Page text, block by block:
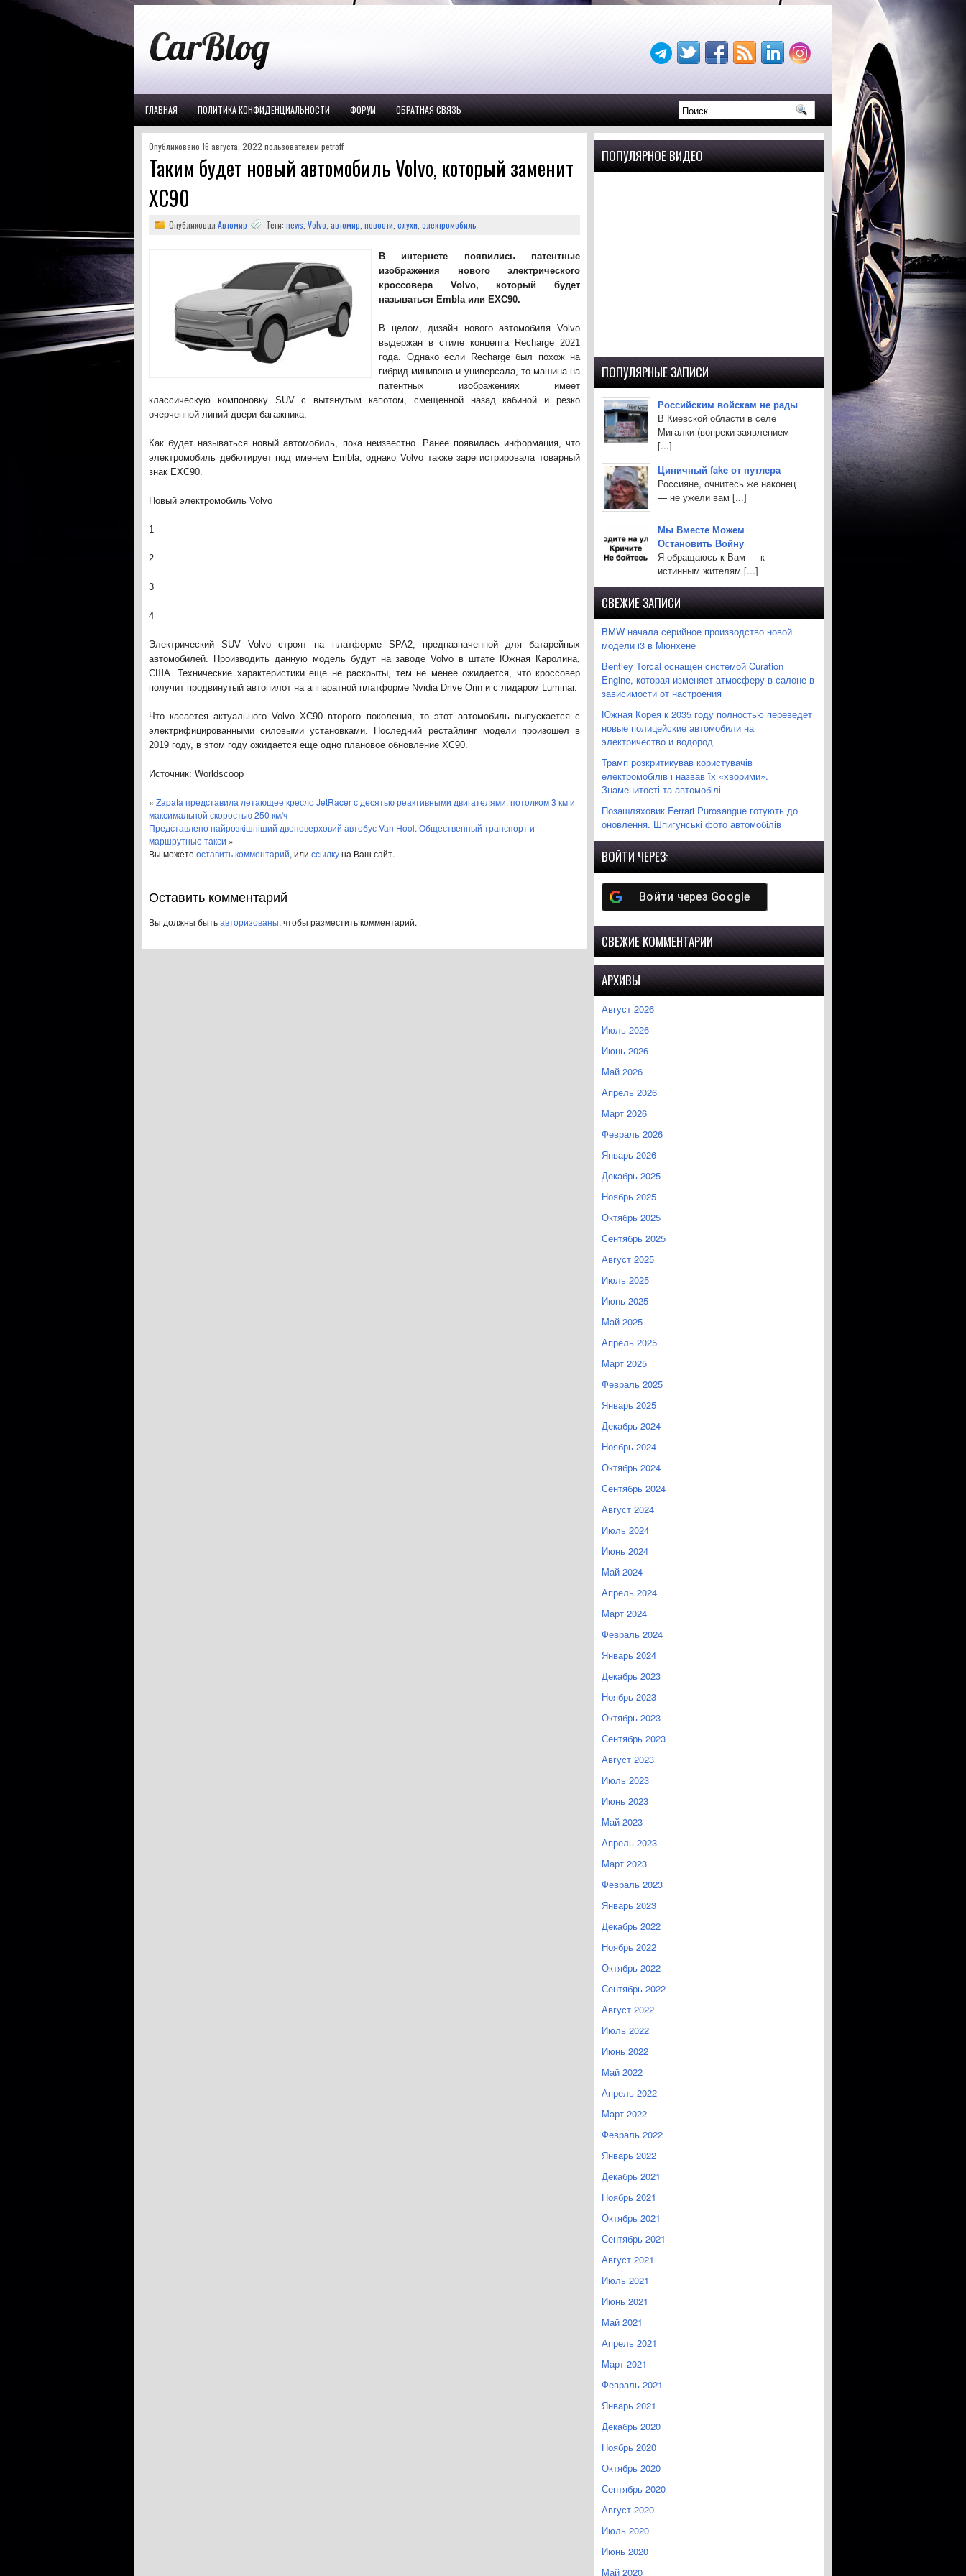
ГЛАВНАЯ ПОЛИТИКА КОНФИДЕНЦИАЛЬНОСТИ ФОРУМ ОБРАТНАЯ СВЯЗЬ
Опубликовано 16 августа, 2022 пользователем petroff
Таким будет новый автомобиль Volvo, который заменит
XC90
Опубликовал Автомир Теги: news Volvo автомир новости слухи электромобиль
В интернете появились патентные
изображения нового электрического
кроссовера Volvo, который будет
называться Embla или EXC90.
В целом, дизайн нового автомобиля Volvo
выдержан в стиле концепта Recharge 2021
года. Однако если Recharge был похож на
гибрид минивэна и универсала, то машина на
патентных изображениях имеет
классическую компоновку SUV с вытянутым капотом, смещенной назад кабиной и резко
очерченной линий двери багажника.
Как будет называться новый автомобиль, пока неизвестно. Ранее появилась информация, что
электромобиль дебютирует под именем Embla, однако Volvo также зарегистрировала товарный
знак EXC90.
Новый электромобиль Volvo
1
2
3
4
Электрический SUV Volvo строят на платформе SPA2, предназначенной для батарейных
автомобилей. Производить данную модель будут на заводе Volvo в штате Южная Каролина,
США. Технические характеристики еще не раскрыты, тем не менее ожидается, что кроссовер
получит продвинутый автопилот на аппаратной платформе Nvidia Drive Orin и с лидаром Luminar.
Что касается актуального Volvo XC90 второго поколения, то этот автомобиль выпускается с
электрифицированными силовыми установками. Последний рестайлинг модели произошел в
2019 году, в этом году ожидается еще одно плановое обновление XC90.
Источник: Worldscoop
« Zapata представила летающее кресло JetRacer с десятью реактивными двигателями, потолком 3 км и
максимальной скоростью 250 км/ч
Представлено найрозкішніший двоповерховий автобус Van Hool. Общественный транспорт и
маршрутные такси »
Вы можете оставить комментарий, или ссылкуна Ваш сайт.
Оставить комментарий
Вы должны бытьавторизованы, чтобы разместить комментарий.
ПОПУЛЯРНОЕ ВИДЕО
ПОПУЛЯРНЫЕ ЗАПИСИ
Российским войскам не рады
В Киевской области в селе
Мигалки (вопреки заявлением
[...]
Циничный fake от путлера
Россияне, очнитесь же наконец
— не ужели вам [...]
Мы Вместе Можем
Остановить Войну
Я обращаюсь к Вам — к
истинным жителям [...]
СВЕЖИЕ ЗАПИСИ
BMW начала серийное производство новой
модели i3 в Мюнхене
Bentley Torcal оснащен системой Curation
Engine, которая изменяет атмосферу в салоне в
зависимости от настроения
Южная Корея к 2035 году полностью переведет
новые полицейские автомобили на
электричество и водород
Трамп розкритикував користувачів
електромобілів і назвав їх «хворими».
Знаменитості та автомобілі
Позашляховик Ferrari Purosangue готують до
оновлення. Шпигунські фото автомобілів
ВОЙТИ ЧЕРЕЗ:
Войти через Google
СВЕЖИЕ КОММЕНТАРИИ
АРХИВЫ
Август 2026
Июль 2026
Июнь 2026
Май 2026
Апрель 2026
Март 2026
Февраль 2026
Январь 2026
Декабрь 2025
Ноябрь 2025
Октябрь 2025
Сентябрь 2025
Август 2025
Июль 2025
Июнь 2025
Май 2025
Апрель 2025
Март 2025
Февраль 2025
Январь 2025
Декабрь 2024
Ноябрь 2024
Октябрь 2024
Сентябрь 2024
Август 2024
Июль 2024
Июнь 2024
Май 2024
Апрель 2024
Март 2024
Февраль 2024
Январь 2024
Декабрь 2023
Ноябрь 2023
Октябрь 2023
Сентябрь 2023
Август 2023
Июль 2023
Июнь 2023
Май 2023
Апрель 2023
Март 2023
Февраль 2023
Январь 2023
Декабрь 2022
Ноябрь 2022
Октябрь 2022
Сентябрь 2022
Август 2022
Июль 2022
Июнь 2022
Май 2022
Апрель 2022
Март 2022
Февраль 2022
Январь 2022
Декабрь 2021
Ноябрь 2021
Октябрь 2021
Сентябрь 2021
Август 2021
Июль 2021
Июнь 2021
Май 2021
Апрель 2021
Март 2021
Февраль 2021
Январь 2021
Декабрь 2020
Ноябрь 2020
Октябрь 2020
Сентябрь 2020
Август 2020
Июль 2020
Июнь 2020
Май 2020